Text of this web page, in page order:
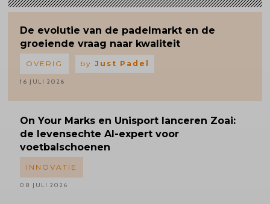
De evolutie van de padelmarkt en de
groeiende vraag naar kwaliteit
OVERIG by Just Padel
16 JULI 2026
On Your Marks en Unisport lanceren Zoai:
de levensechte AI-expert voor
voetbalschoenen
INNOVATIE
08 JULI 2026